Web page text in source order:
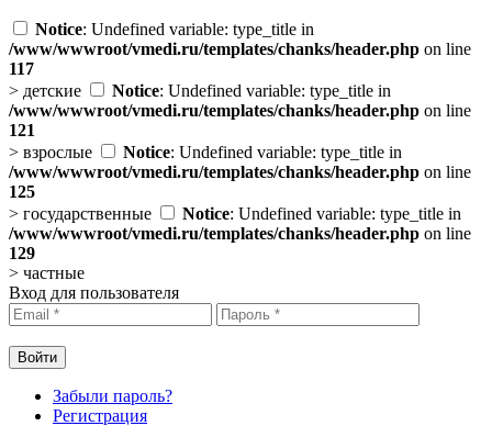
Notice: Undefined variable: type_title in
/www/wwwroot/vmedi.ru/templates/chanks/header.php on line
117
> детские Notice: Undefined variable: type_title in
/www/wwwroot/vmedi.ru/templates/chanks/header.php on line
121
> взрослые Notice: Undefined variable: type_title in
/www/wwwroot/vmedi.ru/templates/chanks/header.php on line
125
> государственные Notice: Undefined variable: type_title in
/www/wwwroot/vmedi.ru/templates/chanks/header.php on line
129
> частные
Вход для пользователя
Забыли пароль?
Регистрация